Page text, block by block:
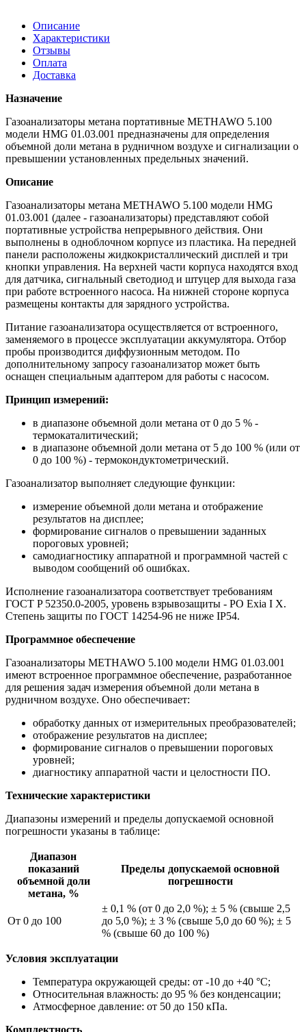
Описание
Характеристики
Отзывы
Оплата
Доставка
Назначение
Газоанализаторы метана портативные METHAWO 5.100
модели HMG 01.03.001 предназначены для определения
объемной доли метана в рудничном воздухе и сигнализации о
превышении установленных предельных значений.
Описание
Газоанализаторы метана METHAWO 5.100 модели HMG
01.03.001 (далее - газоанализаторы) представляют собой
портативные устройства непрерывного действия. Они
выполнены в одноблочном корпусе из пластика. На передней
панели расположены жидкокристаллический дисплей и три
кнопки управления. На верхней части корпуса находятся вход
для датчика, сигнальный светодиод и штуцер для выхода газа
при работе встроенного насоса. На нижней стороне корпуса
размещены контакты для зарядного устройства.
Питание газоанализатора осуществляется от встроенного,
заменяемого в процессе эксплуатации аккумулятора. Отбор
пробы производится диффузионным методом. По
дополнительному запросу газоанализатор может быть
оснащен специальным адаптером для работы с насосом.
Принцип измерений:
в диапазоне объемной доли метана от 0 до 5 % -
термокаталитический;
в диапазоне объемной доли метана от 5 до 100 % (или от
0 до 100 %) - термокондуктометрический.
Газоанализатор выполняет следующие функции:
измерение объемной доли метана и отображение
результатов на дисплее;
формирование сигналов о превышении заданных
пороговых уровней;
самодиагностику аппаратной и программной частей с
выводом сообщений об ошибках.
Исполнение газоанализатора соответствует требованиям
ГОСТ P 52350.0-2005, уровень взрывозащиты - РО Exia I X.
Степень защиты по ГОСТ 14254-96 не ниже IP54.
Программное обеспечение
Газоанализаторы METHAWO 5.100 модели HMG 01.03.001
имеют встроенное программное обеспечение, разработанное
для решения задач измерения объемной доли метана в
рудничном воздухе. Оно обеспечивает:
обработку данных от измерительных преобразователей;
отображение результатов на дисплее;
формирование сигналов о превышении пороговых
уровней;
диагностику аппаратной части и целостности ПО.
Технические характеристики
Диапазоны измерений и пределы допускаемой основной
погрешности указаны в таблице:
Диапазон
показаний
объемной доли
метана, %
Пределы допускаемой основной
погрешности
От 0 до 100
± 0,1 % (от 0 до 2,0 %); ± 5 % (свыше 2,5
до 5,0 %); ± 3 % (свыше 5,0 до 60 %); ± 5
% (свыше 60 до 100 %)
Условия эксплуатации
Температура окружающей среды: от -10 до +40 °C;
Относительная влажность: до 95 % без конденсации;
Атмосферное давление: от 50 до 150 кПа.
Комплектность